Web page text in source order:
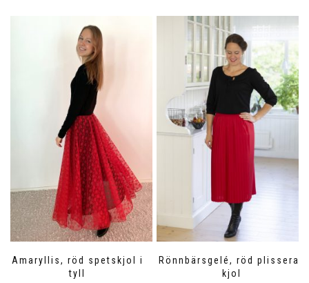
Amaryllis, röd spetskjol i
tyll
Rönnbärsgelé, röd plisserad
kjol